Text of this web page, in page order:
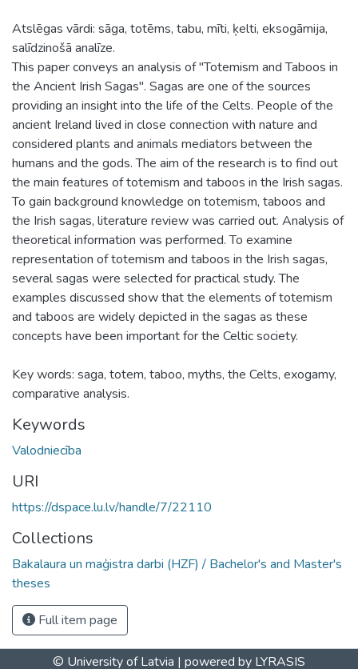
Atslēgas vārdi: sāga, totēms, tabu, mīti, ķelti, eksogāmija,
salīdzinošā analīze.
This paper conveys an analysis of "Totemism and Taboos in
the Ancient Irish Sagas". Sagas are one of the sources
providing an insight into the life of the Celts. People of the
ancient Ireland lived in close connection with nature and
considered plants and animals mediators between the
humans and the gods. The aim of the research is to find out
the main features of totemism and taboos in the Irish sagas.
To gain background knowledge on totemism, taboos and
the Irish sagas, literature review was carried out. Analysis of
theoretical information was performed. To examine
representation of totemism and taboos in the Irish sagas,
several sagas were selected for practical study. The
examples discussed show that the elements of totemism
and taboos are widely depicted in the sagas as these
concepts have been important for the Celtic society.
Key words: saga, totem, taboo, myths, the Celts, exogamy,
comparative analysis.
Keywords
Valodniecība
URI
https://dspace.lu.lv/handle/7/22110
Collections
Bakalaura un maģistra darbi (HZF) / Bachelor's and Master's
theses
Full item page
© University of Latvia | powered by LYRASIS